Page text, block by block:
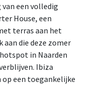
een volledig
House, een
terras aan het
aan die deze zomer
in Naarden
Ibiza
op een toegankelijke